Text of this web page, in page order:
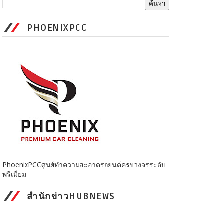
PHOENIXPCC
PhoenixPCCศูนย์ทำความสะอาดรถยนต์ครบวงจรระดับ
พรีเมี่ยม
สำนักข่าวHUBNEWS